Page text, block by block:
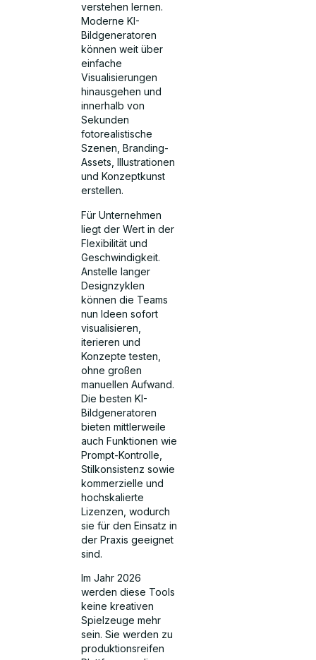
verstehen lernen.
Moderne KI-
Bildgeneratoren
können weit über
einfache
Visualisierungen
hinausgehen und
innerhalb von
Sekunden
fotorealistische
Szenen, Branding-
Assets, Illustrationen
und Konzeptkunst
erstellen.
Für Unternehmen
liegt der Wert in der
Flexibilität und
Geschwindigkeit.
Anstelle langer
Designzyklen
können die Teams
nun Ideen sofort
visualisieren,
iterieren und
Konzepte testen,
ohne großen
manuellen Aufwand.
Die besten KI-
Bildgeneratoren
bieten mittlerweile
auch Funktionen wie
Prompt-Kontrolle,
Stilkonsistenz sowie
kommerzielle und
hochskalierte
Lizenzen, wodurch
sie für den Einsatz in
der Praxis geeignet
sind.
Im Jahr 2026
werden diese Tools
keine kreativen
Spielzeuge mehr
sein. Sie werden zu
produktionsreifen